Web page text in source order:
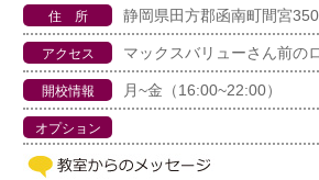
住 所 静岡県田方郡函南町間宮
アクセス マックスバリューさん前の
開校情報 月~金（16:00~22:00）
オプション